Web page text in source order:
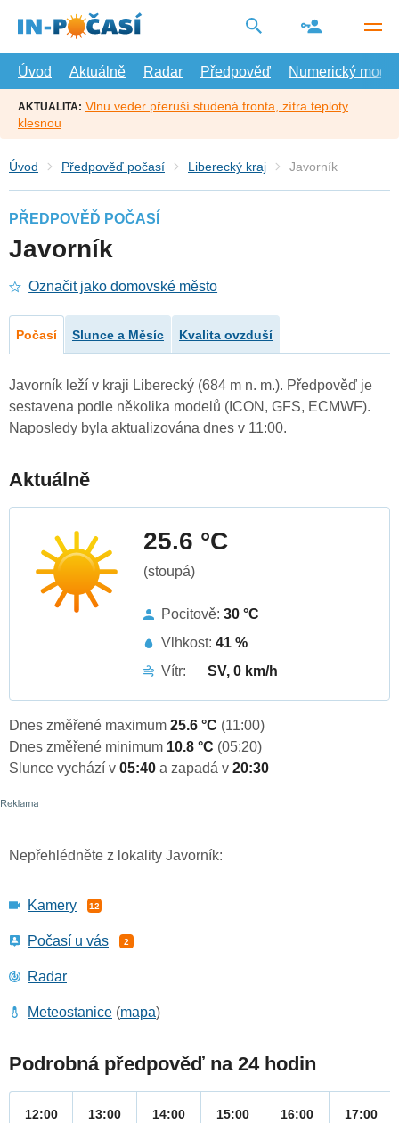
hlavní
Úvod
Aktuálně Radar Předpověď Numerický model
AKTUALITA: Vlnu veder přeruší studená fronta, zítra teploty
klesnou
Úvod Předpověď počasí Liberecký kraj Javorník
PŘEDPOVĚĎ POČASÍ
Javorník
Označit jako domovské město
Počasí Slunce a Měsíc Kvalita ovzduší
Javorník leží v kraji Liberecký (684 m n. m.). Předpověď je
sestavena podle několika modelů (ICON, GFS, ECMWF).
Naposledy byla aktualizována dnes v 11:00.
Aktuálně
25.6 °C
(stoupá)
Pocitově: 30 °C
Vlhkost: 41 %
Vítr:
SV, 0 km/h
Dnes změřené maximum 25.6 °C (11:00)
Dnes změřené minimum 10.8 °C (05:20)
Slunce vychází v 05:40 a zapadá v 20:30
Nepřehlédněte z lokality Javorník:
Kamery 12
Počasí u vás 2
Radar
Meteostanice (mapa)
Podrobná předpověď na 24 hodin
12:00 13:00 14:00 15:00 16:00 17:00